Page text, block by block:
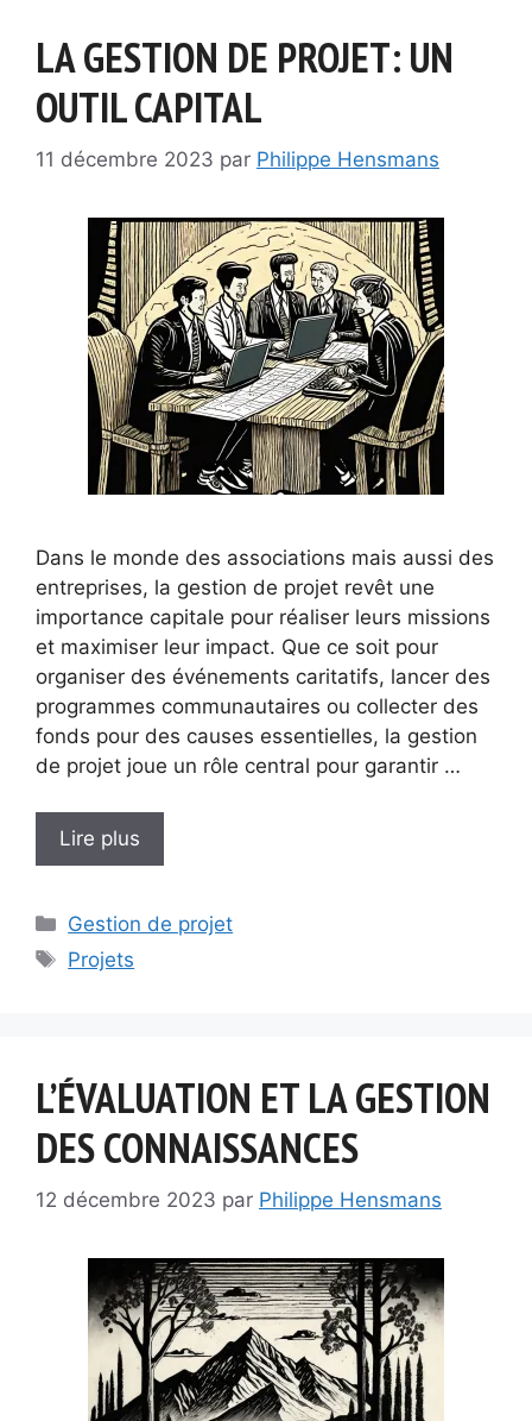
LA GESTION DE PROJET: UN
OUTIL CAPITAL
11 décembre 2023 par Philippe Hensmans
Dans le monde des associations mais aussi des
entreprises, la gestion de projet revêt une
importance capitale pour réaliser leurs missions
et maximiser leur impact. Que ce soit pour
organiser des événements caritatifs, lancer des
programmes communautaires ou collecter des
fonds pour des causes essentielles, la gestion
de projet joue un rôle central pour garantir …
Lire plus
Catégories
Gestion de projet
Étiquettes
Projets
L’ÉVALUATION ET LA GESTION
DES CONNAISSANCES
12 décembre 2023 par Philippe Hensmans